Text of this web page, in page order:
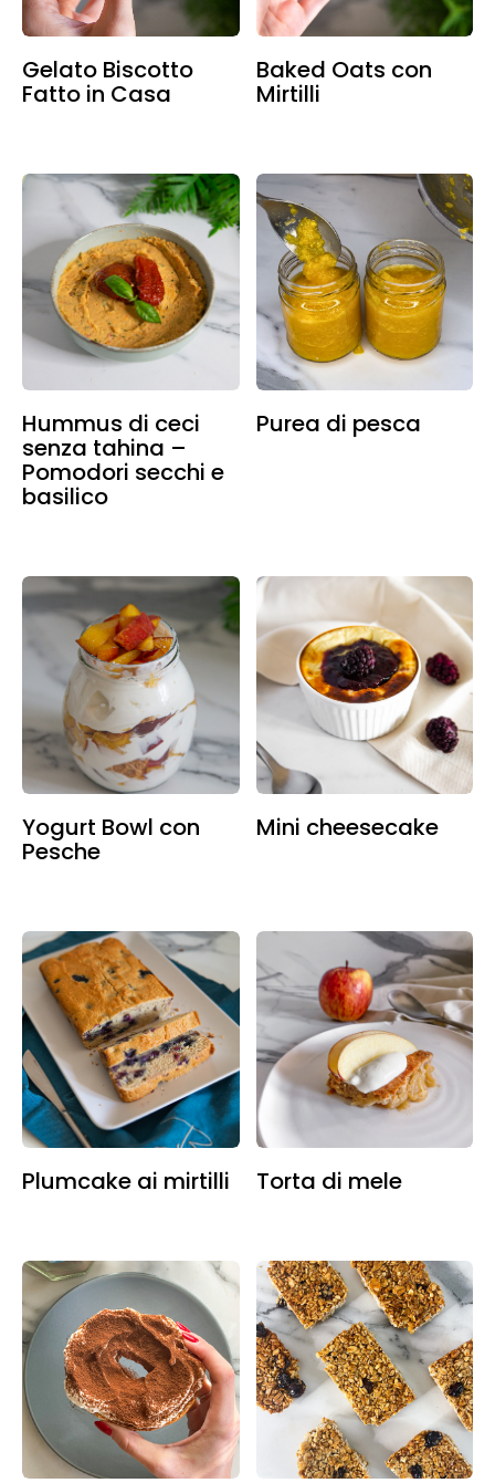
Gelato Biscotto
Fatto in Casa
Baked Oats con
Mirtilli
Hummus di ceci
senza tahina –
Pomodori secchi e
basilico
Purea di pesca
Yogurt Bowl con
Pesche
Mini cheesecake
Plumcake ai mirtilli Torta di mele